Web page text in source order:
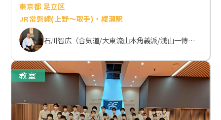
東京都 足立区
JR常磐線(上野～取手)・綾瀬駅
石川智広（合気道/大東流山本角義派/浅山一傳流体術）
教室